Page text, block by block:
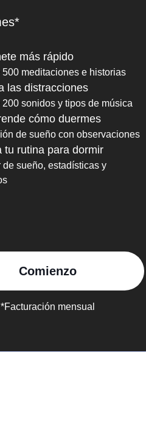
más rápido
500 meditaciones e historias
las distracciones
200 sonidos y tipos de música
cómo duermes
de sueño con observaciones
tu rutina para dormir
de sueño, estadísticas y
Comienzo
*Facturación mensual